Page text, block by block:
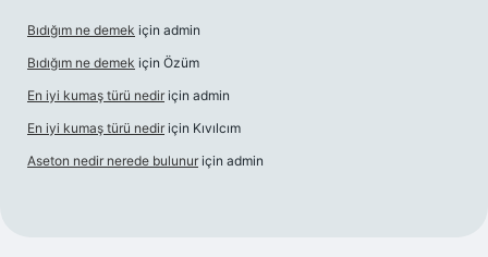
Bıdığım ne demek için admin
Bıdığım ne demek için Özüm
En iyi kumaş türü nedir için admin
En iyi kumaş türü nedir için Kıvılcım
Aseton nedir nerede bulunur için admin